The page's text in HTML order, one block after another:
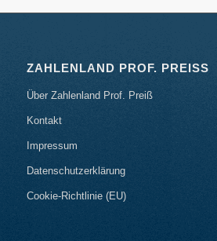
ZAHLENLAND PROF. PREISS
Über Zahlenland Prof. Preiß
Kontakt
Impressum
Datenschutzerklärung
Cookie-Richtlinie (EU)